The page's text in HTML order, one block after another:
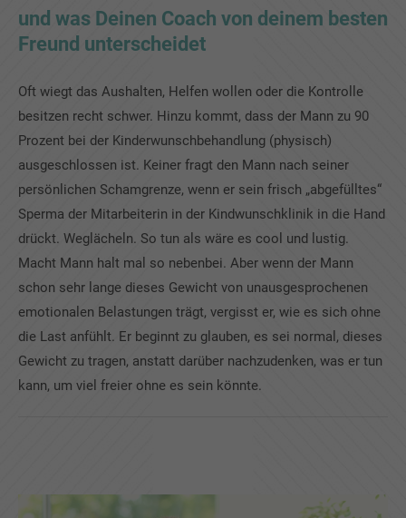
und was Deinen Coach von deinem besten
Freund unterscheidet
Oft wiegt das Aushalten, Helfen wollen oder die Kontrolle
besitzen recht schwer. Hinzu kommt, dass der Mann zu 90
Prozent bei der Kinderwunschbehandlung (physisch)
ausgeschlossen ist. Keiner fragt den Mann nach seiner
persönlichen Schamgrenze, wenn er sein frisch „abgefülltes“
Sperma der Mitarbeiterin in der Kindwunschklinik in die Hand
drückt. Weglächeln. So tun als wäre es cool und lustig.
Macht Mann halt mal so nebenbei. Aber wenn der Mann
schon sehr lange dieses Gewicht von unausgesprochenen
emotionalen Belastungen trägt, vergisst er, wie es sich ohne
die Last anfühlt. Er beginnt zu glauben, es sei normal, dieses
Gewicht zu tragen, anstatt darüber nachzudenken, was er tun
kann, um viel freier ohne es sein könnte.